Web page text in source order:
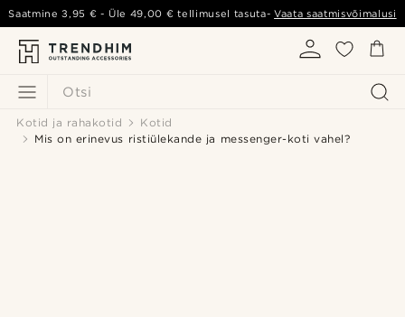
Otsi
Saatmine3,95 € - Üle 49,00 € tellimusel tasuta-Vaata saatmisvõimalusi
Kotid ja rahakotid
Kotid
Mis on erinevus ristiülekande ja messenger-koti vahel?